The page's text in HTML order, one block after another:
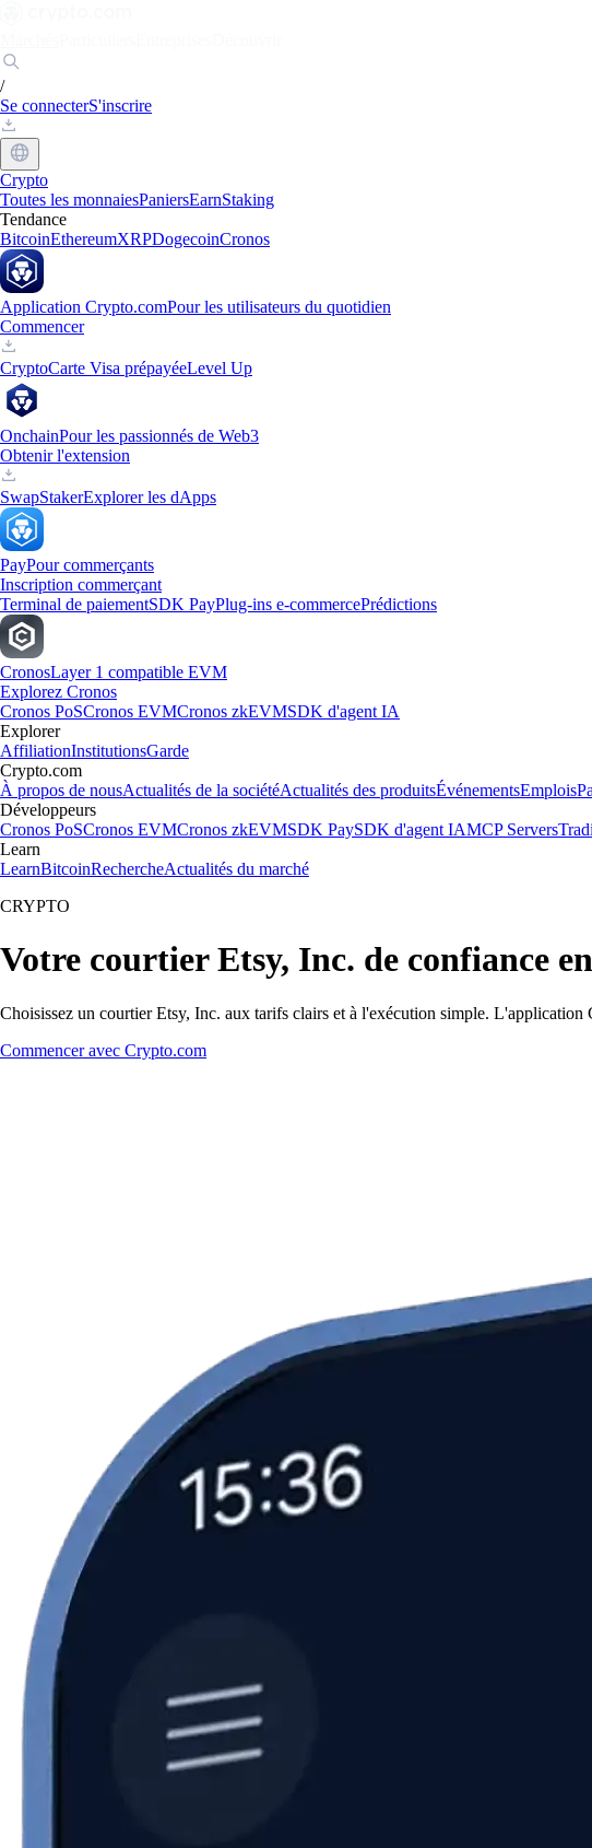
/
Se connecterS'inscrire
Crypto
Toutes les monnaiesPaniersEarnStaking
Tendance
BitcoinEthereumXRPDogecoinCronos
Application Crypto.comPour les utilisateurs du quotidien
Commencer
CryptoCarte Visa prépayéeLevel Up
OnchainPour les passionnés de Web3
Obtenir l'extension
SwapStakerExplorer les dApps
PayPour commerçants
Inscription commerçant
Terminal de paiementSDK PayPlug-ins e-commercePrédictions
CronosLayer 1 compatible EVM
Explorez Cronos
Cronos PoSCronos EVMCronos zkEVMSDK d'agent IA
Explorer
AffiliationInstitutionsGarde
Crypto.com
À propos de nousActualités de la sociétéActualités des produitsÉvénementsEmplois
Développeurs
Cronos PoSCronos EVMCronos zkEVMSDK PaySDK d'agent IAMCP Servers
Learn
LearnBitcoinRechercheActualités du marché
CRYPTO
Votre courtier Etsy, Inc. de confiance
Choisissez un courtier Etsy, Inc. aux tarifs clairs et à l'exécution simple.
Commencer avec Crypto.com